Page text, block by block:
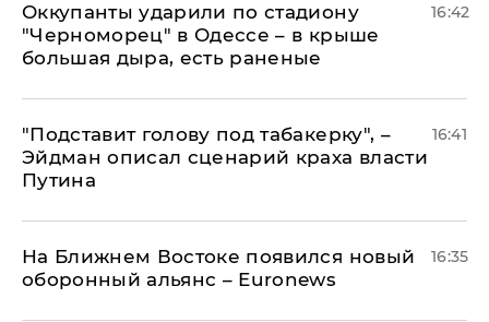
Оккупанты ударили по стадиону
"Черноморец" в Одессе – в крыше
большая дыра, есть раненые
16:42
​"Подставит голову под табакерку", –
Эйдман описал сценарий краха власти
Путина
16:41
На Ближнем Востоке появился новый
оборонный альянс – Euronews
16:35